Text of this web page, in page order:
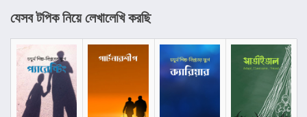
যেসব টপিক নিয়ে লেখালেখি করছি